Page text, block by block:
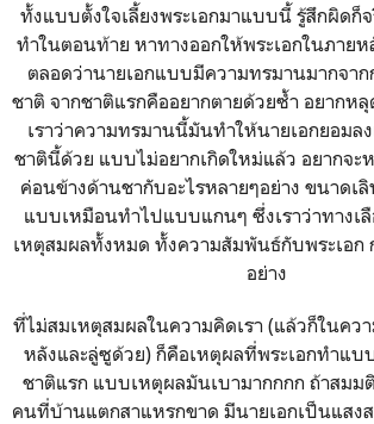
ทั้งแบบตั้งใจเลี้ยงพระเอกมาแบบนี้ รู้สึกผิดก็
ทำในตอนท้าย หาทางออกให้พระเอกในภายห
ตลอดว่านายเอกแบบมีความทรมานมากจาก
ชาติ จากชาติแรกคืออยากตายด้วยซ้ำ อยากห
เราว่าความทรมานนี้มันทำให้นายเอกยอมล
ชาตินี้ด้วย แบบไม่อยากเกิดใหม่แล้ว อยากจะ
ค่อนข้างด้านชากับอะไรหลายๆอย่าง ขนาดเ
แบบเหมือนทำไปแบบแกนๆ ซึ่งเราว่าทางเ
เหตุสมผลทั้งหมด ทั้งความสัมพันธ์กับพระเอก
อย่าง
ที่ไม่สมเหตุสมผลในความคิดเรา (แล้วก็ในคว
หลังและลู่ซูด้วย) ก็คือเหตุผลที่พระเอกทำแ
ชาติแรก แบบเหตุผลมันเบามากกกก ถ้าสมม
คนที่บ้านแตกสาแหรกขาด มีนายเอกเป็นแสง